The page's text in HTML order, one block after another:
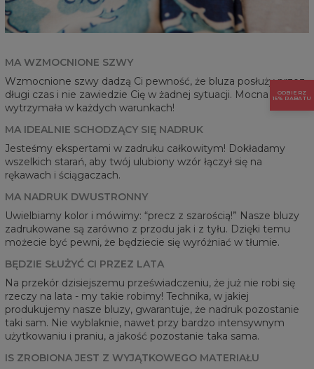
MA WZMOCNIONE SZWY
Wzmocnione szwy dadzą Ci pewność, że bluza posłuży przez
długi czas i nie zawiedzie Cię w żadnej sytuacji. Mocna i
wytrzymała w każdych warunkach!
MA IDEALNIE SCHODZĄCY SIĘ NADRUK
Jesteśmy ekspertami w zadruku całkowitym! Dokładamy
wszelkich starań, aby twój ulubiony wzór łączył się na
rękawach i ściągaczach.
MA NADRUK DWUSTRONNY
Uwielbiamy kolor i mówimy: “precz z szarością!” Nasze bluzy
zadrukowane są zarówno z przodu jak i z tyłu. Dzięki temu
możecie być pewni, że będziecie się wyróżniać w tłumie.
BĘDZIE SŁUŻYĆ CI PRZEZ LATA
Na przekór dzisiejszemu przeświadczeniu, że już nie robi się
rzeczy na lata - my takie robimy! Technika, w jakiej
produkujemy nasze bluzy, gwarantuje, że nadruk pozostanie
taki sam. Nie wyblaknie, nawet przy bardzo intensywnym
użytkowaniu i praniu, a jakość pozostanie taka sama.
IS ZROBIONA JEST Z WYJĄTKOWEGO MATERIAŁU
ODBIERZ
15% RABATU